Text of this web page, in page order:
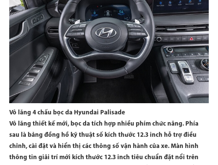
Vô lăng 4 chấu bọc da Hyundai Palisade
Vô lăng thiết kế mới, bọc da tích hợp nhiều phím chức năng. Phía
sau là bảng đồng hồ kỹ thuật số kích thước 12.3 inch hỗ trợ điều
chỉnh, cài đặt và hiển thị các thông số vận hành của xe. Màn hình
thông tin giải trí mới kích thước 12.3 inch tiêu chuẩn đặt nổi trên